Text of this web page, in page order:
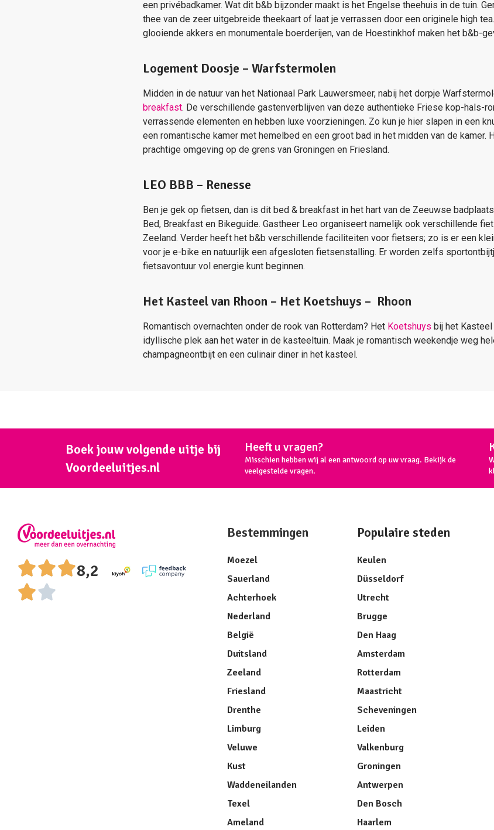
een privébadkamer. Wat dit b&b bijzonder maakt is het Engelse theehuis in de tuin.
thee van de zeer uitgebreide theekaart of laat je verrassen door een originele high
glooiende akkers en monumentale boerderijen, van de Hoestinkhof maken het b&b-
Logement Doosje – Warfstermolen
Midden in de natuur van het Nationaal Park Lauwersmeer, nabij het dorpje
breakfast. De verschillende gastenverblijven van deze authentieke Friese kop-hals-
verrassende elementen en hebben luxe voorzieningen. Zo kun je hier slapen in een
een romantische kamer met hemelbed en een groot bad in het midden van de kamer.
prachtige omgeving op de grens van Groningen en Friesland.
LEO BBB – Renesse
Ben je gek op fietsen, dan is dit bed & breakfast in het hart van de Zeeuwse
Bed, Breakfast en Bikeguide. Gastheer Leo organiseert namelijk ook verschillende
Zeeland. Verder heeft het b&b verschillende faciliteiten voor fietsers; zo is er een
voor je e-bike en natuurlijk een afgesloten fietsenstalling. Er worden zelfs
fietsavontuur vol energie kunt beginnen.
Het Kasteel van Rhoon – Het Koetshuys – Rhoon
Romantisch overnachten onder de rook van Rotterdam? Het Koetshuys bij het
idyllische plek aan het water in de kasteeltuin. Maak je romantisch weekendje weg
champagneontbijt en een culinair diner in het kasteel.
Boek jouw volgende uitje bij
Voordeeluitjes.nl
Heeft u vragen?
Misschien hebben wij al een antwoord op uw vraag. Bekijk de
veelgestelde vragen.
8,2
Bestemmingen
Moezel
Sauerland
Achterhoek
Nederland
België
Duitsland
Zeeland
Friesland
Drenthe
Limburg
Veluwe
Kust
Waddeneilanden
Texel
Ameland
Populaire steden
Keulen
Düsseldorf
Utrecht
Brugge
Den Haag
Amsterdam
Rotterdam
Maastricht
Scheveningen
Leiden
Valkenburg
Groningen
Antwerpen
Den Bosch
Haarlem